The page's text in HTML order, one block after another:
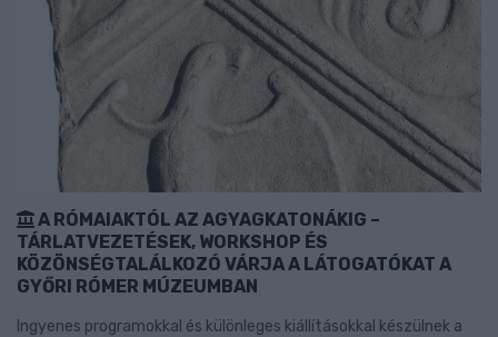
A RÓMAIAKTÓL AZ AGYAGKATONÁKIG –
TÁRLATVEZETÉSEK, WORKSHOP ÉS
KÖZÖNSÉGTALÁLKOZÓ VÁRJA A LÁTOGATÓKAT A
GYŐRI RÓMER MÚZEUMBAN
Ingyenes programokkal és különleges kiállításokkal készülnek a